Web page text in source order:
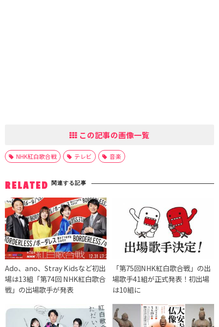
この記事の画像一覧
NHK紅白歌合戦 テレビ 音楽
RELATED 関連する記事
Ado、ano、Stray Kidsなど初出
場は13組「第74回 NHK紅白歌合
戦」の出場歌手が発表
「第75回NHK紅白歌合戦」の出
場歌手41組が正式発表！初出場
は10組に